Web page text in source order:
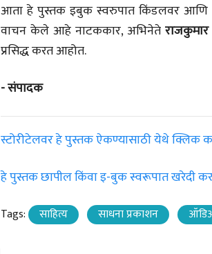
आता हे पुस्तक इबुक स्वरुपात किंडलवर
वाचन केले आहे नाटककार, अभिनेते
प्रसिद्ध करत आहोत.
- संपादक
स्टोरीटेलवर हे पुस्तक ऐकण्यासाठी येथे क्लिक
हे पुस्तक छापील किंवा इ-बुक स्वरूपात खरेदी
Tags: साहित्य साधना प्रकाशन